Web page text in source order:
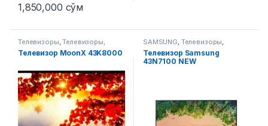
1,850,000 сўм
Телевизоры,Телевизоры,
фото-видео и аудио
Телевизор MoonX 43K8000
SAMSUNG, Телевизоры,
Телевизоры, фото-видео и
аудио
Телевизор Samsung
43N7100 NEW